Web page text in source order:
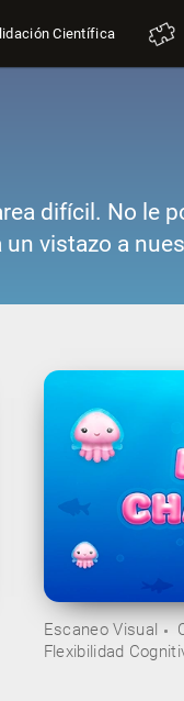
Científica
difícil. No le
vistazo a
Escaneo Visual
Flexibilidad